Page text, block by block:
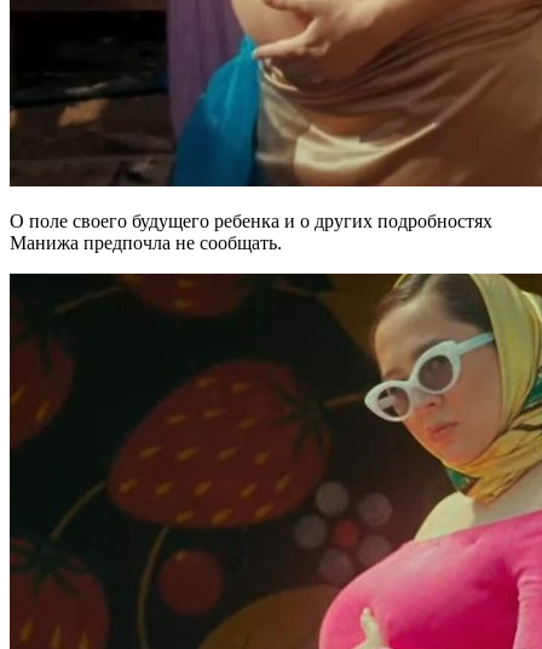
О поле своего будущего ребенка и о других подробностях
Манижа предпочла не сообщать.